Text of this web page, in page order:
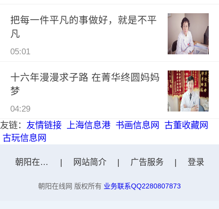
把每一件平凡的事做好，就是不平
凡
05:01
十六年漫漫求子路 在菁华终圆妈妈
梦
04:29
友链： 友情链接 上海信息港 书画信息网
古董收藏网
古玩信息网
朝阳在线网 | 网站简介 | 广告服务 | 登录
朝阳在线网 版权所有 业务联系QQ2280807873